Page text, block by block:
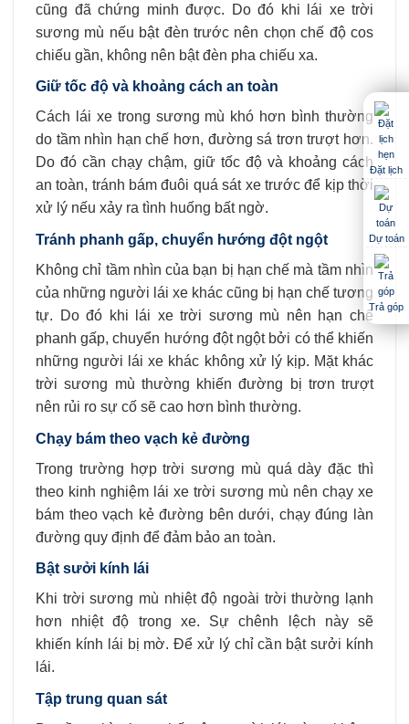
cũng đã chứng minh được. Do đó khi lái xe trời
sương mù nếu bật đèn trước nên chọn chế độ cos
chiếu gần, không nên bật đèn pha chiếu xa.
Giữ tốc độ và khoảng cách an toàn
Cách lái xe trong sương mù khó hơn bình thường
do tầm nhìn hạn chế hơn, đường sá trơn trượt hơn.
Do đó cần chạy chậm, giữ tốc độ và khoảng cách
an toàn, tránh bám đuôi quá sát xe trước để kịp thời
xử lý nếu xảy ra tình huống bất ngờ.
Tránh phanh gấp, chuyển hướng đột ngột
Không chỉ tầm nhìn của bạn bị hạn chế mà tầm nhìn
của những người lái xe khác cũng bị hạn chế tương
tự. Do đó khi lái xe trời sương mù nên hạn chế
phanh gấp, chuyển hướng đột ngột bởi có thể khiến
những người lái xe khác không xử lý kịp. Mặt khác
trời sương mù thường khiến đường bị trơn trượt
nên rủi ro sự cố sẽ cao hơn bình thường.
Chạy bám theo vạch kẻ đường
Trong trường hợp trời sương mù quá dày đặc thì
theo kinh nghiệm lái xe trời sương mù nên chạy xe
bám theo vạch kẻ đường bên dưới, chạy đúng làn
đường quy định để đảm bảo an toàn.
Bật sưởi kính lái
Khi trời sương mù nhiệt độ ngoài trời thường lạnh
hơn nhiệt độ trong xe. Sự chênh lệch này sẽ
khiến kính lái bị mờ. Để xử lý chỉ cần bật sưởi kính
lái.
Tập trung quan sát
Đặt lịch
Dự toán
Trả góp